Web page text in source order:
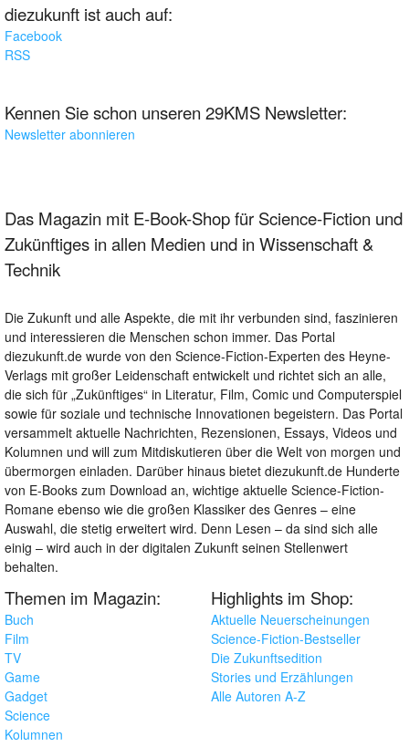
diezukunft ist auch auf:
Facebook
RSS
Kennen Sie schon unseren 29KMS Newsletter:
Newsletter abonnieren
Das Magazin mit E-Book-Shop für Science-Fiction und
Zukünftiges in allen Medien und in Wissenschaft &
Technik
Die Zukunft und alle Aspekte, die mit ihr verbunden sind, faszinieren
und interessieren die Menschen schon immer. Das Portal
diezukunft.de wurde von den Science-Fiction-Experten des Heyne-
Verlags mit großer Leidenschaft entwickelt und richtet sich an alle,
die sich für „Zukünftiges“ in Literatur, Film, Comic und Computerspiel
sowie für soziale und technische Innovationen begeistern. Das Portal
versammelt aktuelle Nachrichten, Rezensionen, Essays, Videos und
Kolumnen und will zum Mitdiskutieren über die Welt von morgen und
übermorgen einladen. Darüber hinaus bietet diezukunft.de Hunderte
von E-Books zum Download an, wichtige aktuelle Science-Fiction-
Romane ebenso wie die großen Klassiker des Genres – eine
Auswahl, die stetig erweitert wird. Denn Lesen – da sind sich alle
einig – wird auch in der digitalen Zukunft seinen Stellenwert
behalten.
Themen im Magazin:
Buch
Film
TV
Game
Gadget
Science
Kolumnen
Highlights im Shop:
Aktuelle Neuerscheinungen
Science-Fiction-Bestseller
Die Zukunftsedition
Stories und Erzählungen
Alle Autoren A-Z